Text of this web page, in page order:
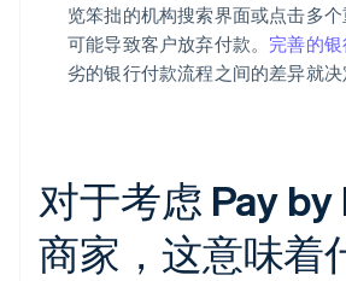
览笨拙的机构搜索界面或点击多
可能导致客户放弃付款。 完善的
劣的银行付款流程之间的差异就决
对于考虑 Pay by
商家，这意味着